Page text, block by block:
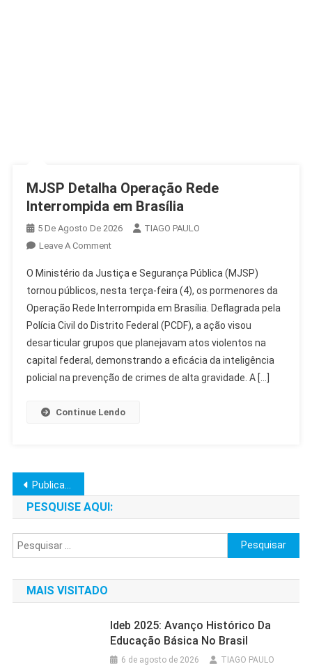
MJSP Detalha Operação Rede
Interrompida em Brasília
5 De Agosto De 2026
TIAGO PAULO
Leave A CommentOn
Detalha
Operação
Rede
Interrompida
Em
Brasília
O Ministério da Justiça e Segurança Pública (MJSP)
tornou públicos, nesta terça-feira (4), os pormenores da
Operação Rede Interrompida em Brasília. Deflagrada pela
Polícia Civil do Distrito Federal (PCDF), a ação visou
desarticular grupos que planejavam atos violentos na
capital federal, demonstrando a eficácia da inteligência
policial na prevenção de crimes de alta gravidade. A […]
Continue Lendo
Navegação
por
posts
Publicações mais antigas
PESQUISE AQUI:
Pesquisar
por:
MAIS VISITADO
Ideb 2025: Avanço Histórico Da
Educação Básica No Brasil
6 de agosto de 2026 TIAGO PAULO